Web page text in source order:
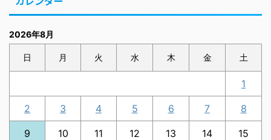
2026年8月
日 月 火 水 木 金 土
1
2 3 4 5 6 7 8
9 10 11 12 13 14 15